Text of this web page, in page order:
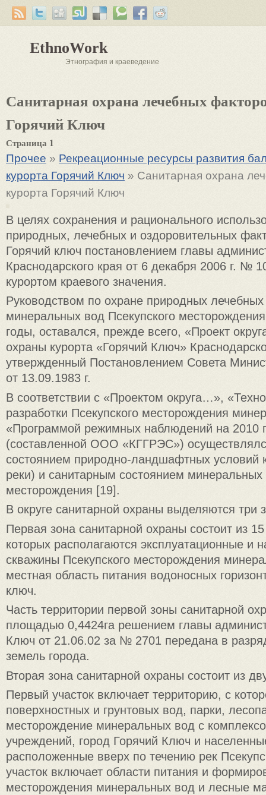
EthnoWork
Этнография и краеведение
Санитарная охрана лечебных
Горячий Ключ
Страница 1
Прочее » Рекреационные ресурсы развития
курорта Горячий Ключ » Санитарная охрана
курорта Горячий Ключ
В целях сохранения и рационального
природных, лечебных и оздоровительных
Горячий ключ постановлением главы
Краснодарского края от 6 декабря 2006 г. №
курортом краевого значения.
Руководством по охране природных
минеральных вод Псекупского
годы, оставался, прежде всего, «Проект
охраны курорта «Горячий Ключ»
утвержденный Постановлением Совета
от 13.09.1983 г.
В соответствии с «Проектом округа…»,
разработки Псекупского месторождения
«Программой режимных наблюдений на 2010
(составленной ООО «КГГРЭС»)
состоянием природно-ландшафтных условий
реки) и санитарным состоянием минеральных
месторождения [19].
В округе санитарной охраны выделяются три
Первая зона санитарной охраны состоит из
которых располагаются эксплуатационные и
скважины Псекупского месторождения
местная область питания водоносных
ключ.
Часть территории первой зоны санитарной
площадью 0,4424га решением главы
Ключ от 21.06.02 за № 2701 передана в
земель города.
Вторая зона санитарной охраны состоит из
Первый участок включает территорию, с
поверхностных и грунтовых вод, парки,
месторождение минеральных вод с
учреждений, город Горячий Ключ и
расположенные вверх по течению рек
участок включает области питания и
месторождения минеральных вод и лесные